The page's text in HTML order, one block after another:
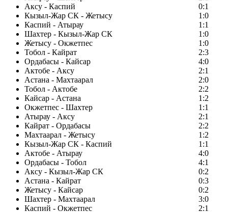
Аксу - Каспий
0:1
Кызыл-Жар СК - Жетысу
1:0
Каспий - Атырау
1:1
Шахтер - Кызыл-Жар СК
1:0
Жетысу - Окжетпес
1:0
Тобол - Кайрат
2:3
Ордабасы - Кайсар
4:0
Актобе - Аксу
2:1
Астана - Махтаарал
2:0
Тобол - Актобе
2:2
Кайсар - Астана
1:2
Окжетпес - Шахтер
1:1
Атырау - Аксу
2:1
Кайрат - Ордабасы
2:2
Махтаарал - Жетысу
1:2
Кызыл-Жар СК - Каспий
1:1
Актобе - Атырау
4:0
Ордабасы - Тобол
4:1
Аксу - Кызыл-Жар СК
0:2
Астана - Кайрат
0:3
Жетысу - Кайсар
0:2
Шахтер - Махтаарал
3:0
Каспий - Окжетпес
2:1